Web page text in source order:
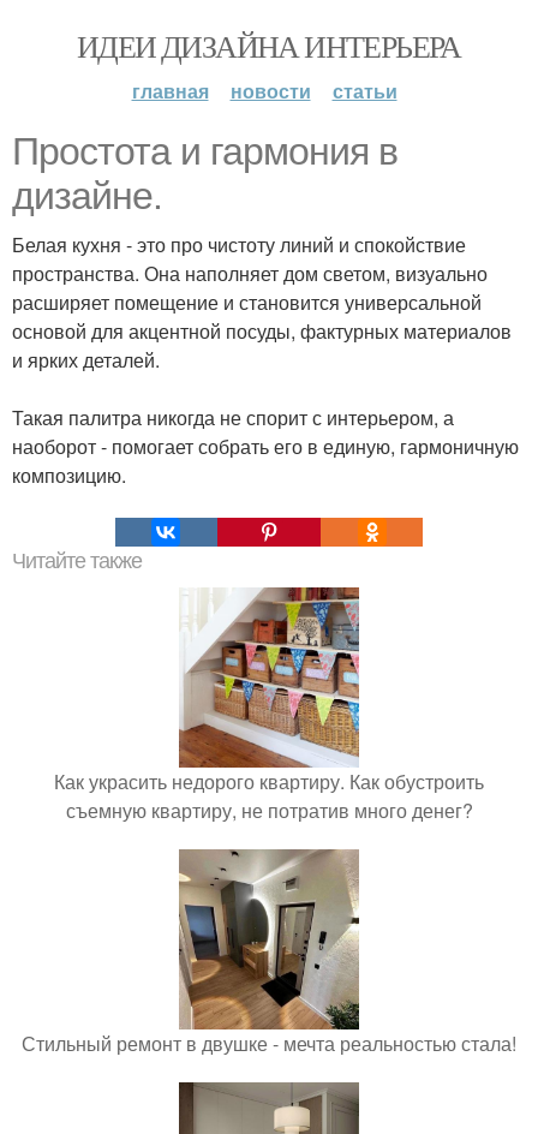
ИДЕИ ДИЗАЙНА ИНТЕРЬЕРА
главная новости статьи
Простота и гармония в
дизайне.
Белая кухня - это про чистоту линий и спокойствие
пространства. Она наполняет дом светом, визуально
расширяет помещение и становится универсальной
основой для акцентной посуды, фактурных материалов
и ярких деталей.
Такая палитра никогда не спорит с интерьером, а
наоборот - помогает собрать его в единую, гармоничную
композицию.
Читайте также
Как украсить недорого квартиру. Как обустроить
съемную квартиру, не потратив много денег?
Стильный ремонт в двушке - мечта реальностью стала!